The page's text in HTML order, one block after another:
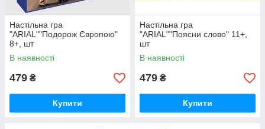
Настільна гра
"ARIAL""Подорож Європою"
8+, шт
В наявності
479 ₴
Купити
Настільна гра
"ARIAL""Поясни слово" 11+,
шт
В наявності
479 ₴
Купити